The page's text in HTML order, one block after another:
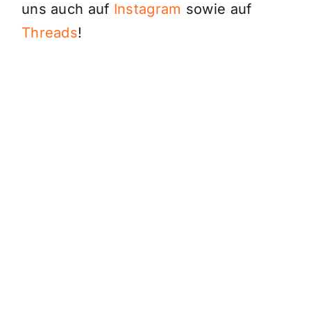
uns auch auf Instagram sowie auf
Threads!